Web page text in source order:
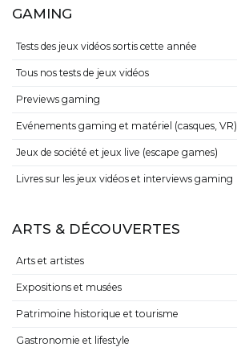
GAMING
Tests des jeux vidéos sortis cette année
Tous nos tests de jeux vidéos
Previews gaming
Evénements gaming et matériel (casques, VR)
Jeux de société et jeux live (escape games)
Livres sur les jeux vidéos et interviews gaming
ARTS & DÉCOUVERTES
Arts et artistes
Expositions et musées
Patrimoine historique et tourisme
Gastronomie et lifestyle